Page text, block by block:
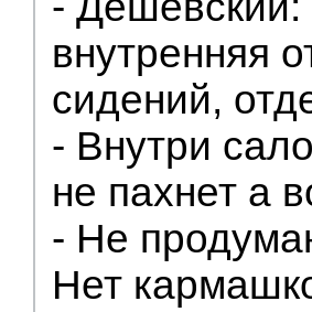
внутренняя
сидений,
- Внутри
не пахнет а
- Не
Нет